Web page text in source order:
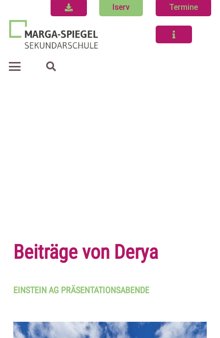
Iserv Termine
Beiträge von Derya
EINSTEIN AG PRÄSENTATIONSABENDE